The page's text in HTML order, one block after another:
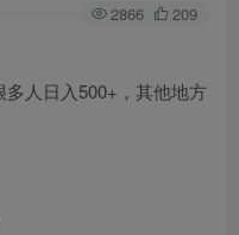
2866 209